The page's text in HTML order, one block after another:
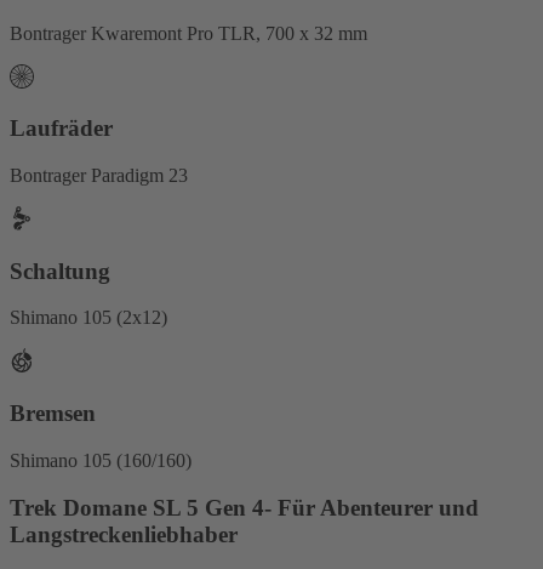
Bontrager Kwaremont Pro TLR, 700 x 32 mm
Laufräder
Bontrager Paradigm 23
Schaltung
Shimano 105 (2x12)
Bremsen
Shimano 105 (160/160)
Trek Domane SL 5 Gen 4- Für Abenteurer und
Langstreckenliebhaber